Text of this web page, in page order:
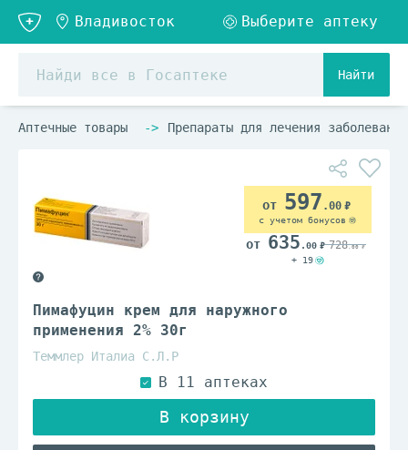
Найти
Аптечные товары Препараты для лечения
Пимафуцин крем для наружного
применения 2% 30г
Теммлер Италиа С.Л.Р
597 .00
с учетом бонусов
635 .00 728.00
+ 19